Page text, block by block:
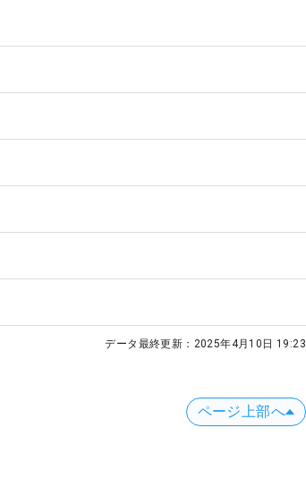
データ最終更新： 2025年4月10日 19:23
ページ上部へ